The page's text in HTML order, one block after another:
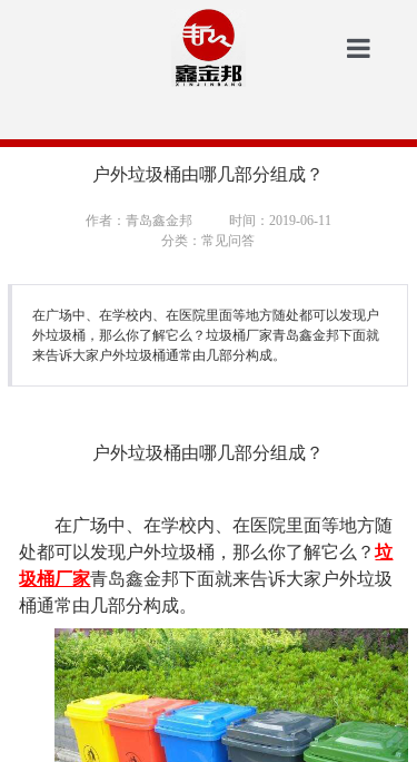
垃圾桶
联系方式
户外垃圾桶由哪几部分组成？
作者：青岛鑫金邦
时间：2019-06-11
分类：常见问答
在广场中、在学校内、在医院里面等地方随处都可以发现户
外垃圾桶，那么你了解它么？垃圾桶厂家青岛鑫金邦下面就
来告诉大家户外垃圾桶通常由几部分构成。
户外垃圾桶由哪几部分组成？
在广场中、在学校内、在医院里面等地方随
处都可以发现户外垃圾桶，那么你了解它么？垃
圾桶厂家青岛鑫金邦下面就来告诉大家户外垃圾
桶通常由几部分构成。